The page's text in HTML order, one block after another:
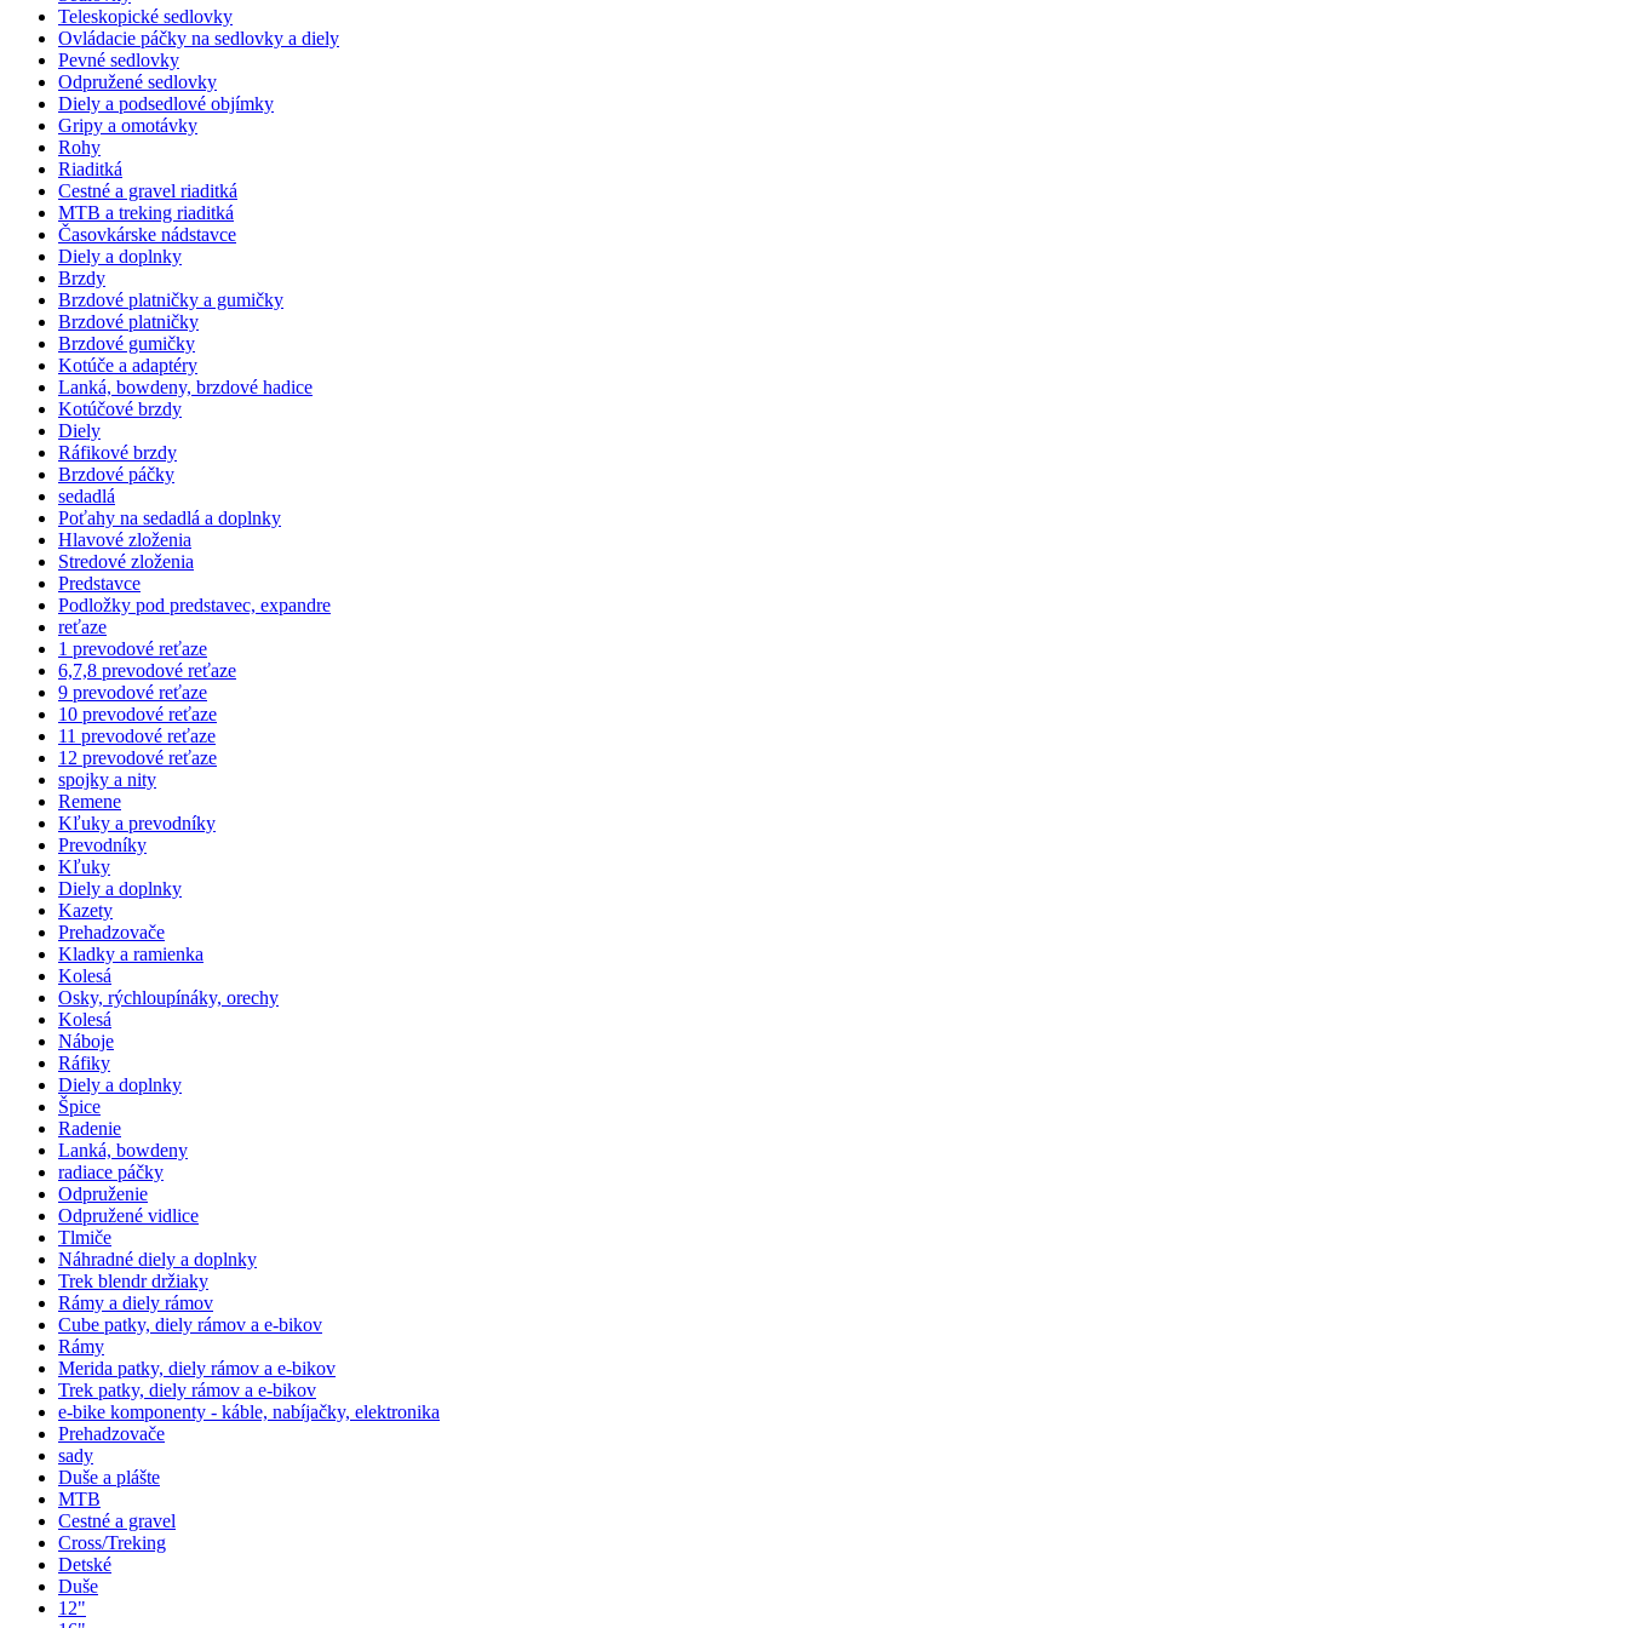
Teleskopické sedlovky
Ovládacie páčky na sedlovky a diely
Pevné sedlovky
Odpružené sedlovky
Diely a podsedlové objímky
Gripy a omotávky
Rohy
Riaditká
Cestné a gravel riaditká
MTB a treking riaditká
Časovkárske nádstavce
Diely a doplnky
Brzdy
Brzdové platničky a gumičky
Brzdové platničky
Brzdové gumičky
Kotúče a adaptéry
Lanká, bowdeny, brzdové hadice
Kotúčové brzdy
Diely
Ráfikové brzdy
Brzdové páčky
sedadlá
Poťahy na sedadlá a doplnky
Hlavové zloženia
Stredové zloženia
Predstavce
Podložky pod predstavec, expandre
reťaze
1 prevodové reťaze
6,7,8 prevodové reťaze
9 prevodové reťaze
10 prevodové reťaze
11 prevodové reťaze
12 prevodové reťaze
spojky a nity
Remene
Kľuky a prevodníky
Prevodníky
Kľuky
Diely a doplnky
Kazety
Prehadzovače
Kladky a ramienka
Kolesá
Osky, rýchloupínáky, orechy
Kolesá
Náboje
Ráfiky
Diely a doplnky
Špice
Radenie
Lanká, bowdeny
radiace páčky
Odpruženie
Odpružené vidlice
Tlmiče
Náhradné diely a doplnky
Trek blendr držiaky
Rámy a diely rámov
Cube patky, diely rámov a e-bikov
Rámy
Merida patky, diely rámov a e-bikov
Trek patky, diely rámov a e-bikov
e-bike komponenty - káble, nabíjačky, elektronika
Prehadzovače
sady
Duše a plášte
MTB
Cestné a gravel
Cross/Treking
Detské
Duše
12"